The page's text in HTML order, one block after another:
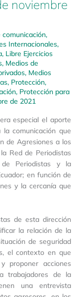
noviembre
,
Internacionales,
, Libre Ejercicios
, Medios de
, Medios
, Protección,
, Protección para
de 2021
especial el aporte
comunicación que
de Agresiones a los
Red de Periodistas
de Periodistas y la
en función de
y la cercanía que
de esta dirección
la relación de la
de seguridad
el contexto en que
proponer acciones
trabajadores de la
una entrevista